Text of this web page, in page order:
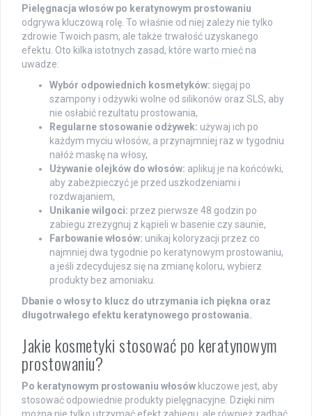
Pielęgnacja włosów po keratynowym prostowaniu
odgrywa kluczową rolę. To właśnie od niej zależy nie tylko
zdrowie Twoich pasm, ale także trwałość uzyskanego
efektu. Oto kilka istotnych zasad, które warto mieć na
uwadze:
Wybór odpowiednich kosmetyków: sięgaj po
szampony i odżywki wolne od silikonów oraz SLS, aby
nie osłabić rezultatu prostowania,
Regularne stosowanie odżywek: używaj ich po
każdym myciu włosów, a przynajmniej raz w tygodniu
nałóż maskę na włosy,
Używanie olejków do włosów: aplikuj je na końcówki,
aby zabezpieczyć je przed uszkodzeniami i
rozdwajaniem,
Unikanie wilgoci: przez pierwsze 48 godzin po
zabiegu zrezygnuj z kąpieli w basenie czy saunie,
Farbowanie włosów: unikaj koloryzacji przez co
najmniej dwa tygodnie po keratynowym prostowaniu,
a jeśli zdecydujesz się na zmianę koloru, wybierz
produkty bez amoniaku.
Dbanie o włosy to klucz do utrzymania ich piękna oraz
długotrwałego efektu keratynowego prostowania.
Jakie kosmetyki stosować po keratynowym
prostowaniu?
Po keratynowym prostowaniu włosów kluczowe jest, aby
stosować odpowiednie produkty pielęgnacyjne. Dzięki nim